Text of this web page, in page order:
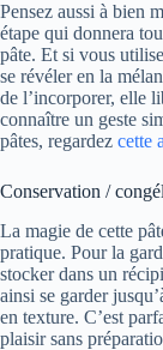
Pensez aussi à bien
étape qui donnera
pâte. Et si vous
se révéler en la
de l’incorporer, elle
connaître un geste
pâtes, regardez cette
Conservation /
La magie de cette
pratique. Pour la
stocker dans un
ainsi se garder
en texture. C’est
plaisir sans